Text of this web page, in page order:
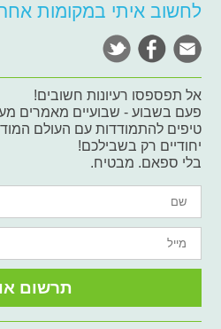
לחשוב איתי במקומות
אל תפספסו רעיונות חשובים!
פעם בשבוע - שבועיים מאמרים
טיפים להתמודדות עם העולם
יחודיים רק בשבילכם!
בלי ספאם. מבטיח.